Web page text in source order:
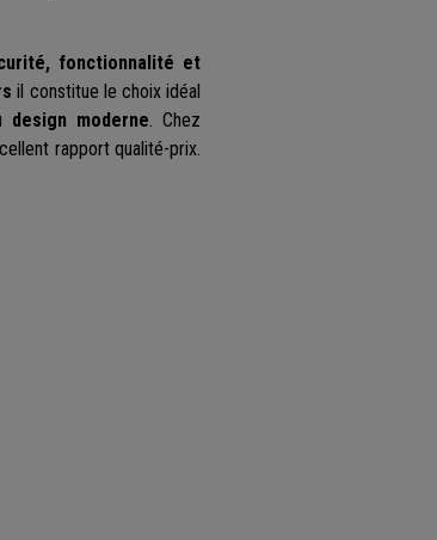
fonctionnalité et
il constitue le choix idéal
design moderne. Chez
rapport qualité-prix.